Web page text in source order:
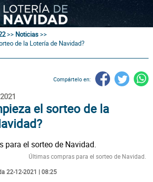
>> Noticias>>
de la Lotería de Navidad?
Compártelo en:
el sorteo de la
Últimas compras para el sorteo de Navidad.
22-12-2021 | 08:25